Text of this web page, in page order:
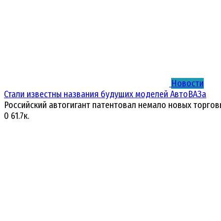
Новости
Стали известны названия будущих моделей АвтоВАЗа
Российский автогигант патентовал немало новых
0 61.7к.